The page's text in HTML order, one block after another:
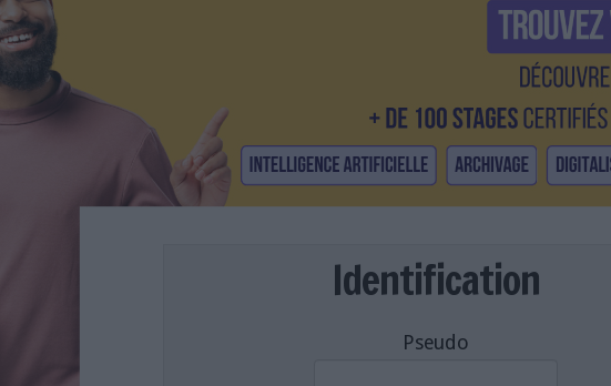
TRAVAIL COLLABORATIF
VIE NUMÉRIQUE
NUMÉRIQUE RESPONSABLE
Identification
Pseudo